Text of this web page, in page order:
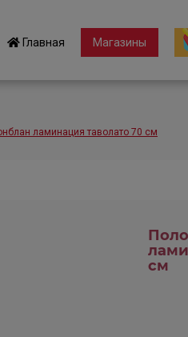
Главная Магазины
ламинация таволато 70 см
см